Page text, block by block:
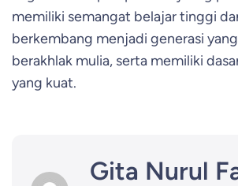
memiliki semangat belajar tinggi
berkembang menjadi generasi
berakhlak mulia, serta memiliki
yang kuat.
Gita Nurul